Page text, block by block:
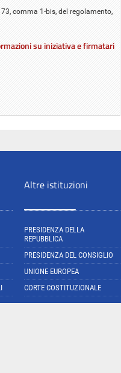
comma 1-bis, del regolamento,
su iniziativa e firmatari
Altre istituzioni
PRESIDENZA DELLA
REPUBBLICA
PRESIDENZA DEL CONSIGLIO
UNIONE EUROPEA
CORTE COSTITUZIONALE